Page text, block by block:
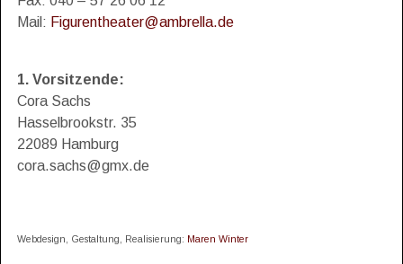
Mail: Figurentheater@ambrella.de
1. Vorsitzende:
Cora Sachs
Hasselbrookstr. 35
22089 Hamburg
cora.sachs@gmx.de
Webdesign, Gestaltung, Realisierung: Maren Winter